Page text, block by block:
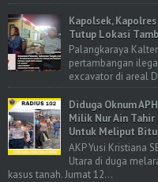
Kapolsek,
Tutup Lokasi
Palangkaraya
pertambangan
excavator di areal
Diduga Oknum
Milik Nur Ain Tahir
Untuk Meliput
AKP Yusi Kristiana
Utara di duga
kasus tanah. Jumat 12...